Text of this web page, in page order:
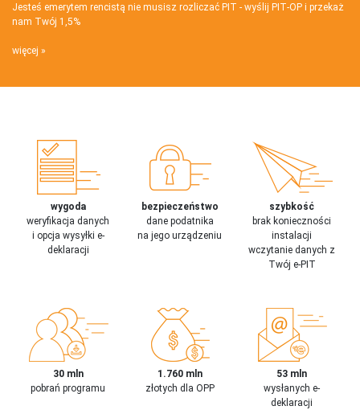
Jesteś emerytem rencistą nie musisz rozliczać PIT - wyślij PIT‑OP i przekaż
nam Twój 1,5%
więcej
wygoda
weryfikacja danych
i opcja wysyłki e-
deklaracji
bezpieczeństwo
dane podatnika
na jego urządzeniu
szybkość
brak konieczności
instalacji
wczytanie danych z
Twój e-PIT
30 mln
pobrań programu
1.760 mln
złotych dla OPP
53 mln
wysłanych e-
deklaracji